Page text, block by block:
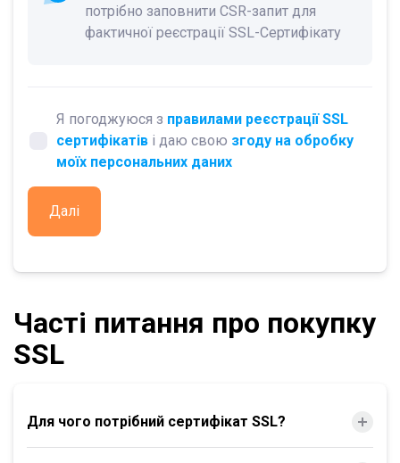
потрібно заповнити CSR-запит для
фактичної реєстрації SSL-Сертифікату
Далі
Я погоджуюся з правилами реєстрації SSL
сертифікатів і даю свою згоду на обробку
моїх персональних даних
Часті питання про покупку
SSL
Для чого потрібний сертифікат SSL?